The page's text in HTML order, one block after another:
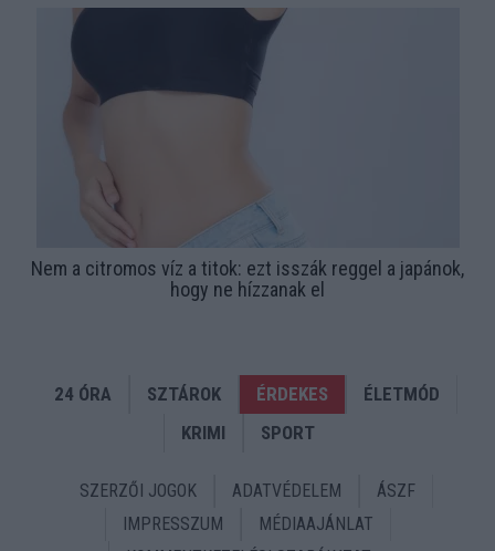
Nem a citromos víz a titok: ezt isszák reggel a japánok,
hogy ne hízzanak el
24 ÓRA SZTÁROK ÉRDEKES
ÉLETMÓD
KRIMI
SPORT
SZERZŐI JOGOK ADATVÉDELEM
ÁSZF
IMPRESSZUM
MÉDIAAJÁNLAT